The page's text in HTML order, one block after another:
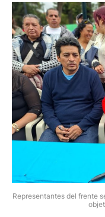
Representantes del frente